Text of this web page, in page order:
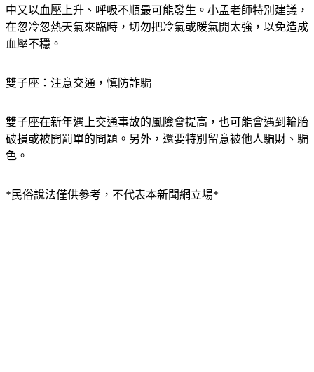
中又以血壓上升、呼吸不順最可能發生。小孟老師特別建議，
在忽冷忽熱天氣來臨時，切勿把冷氣或暖氣開太強，以免造成
血壓不穩。
雙子座：注意交通，慎防詐騙
雙子座在新年遇上交通事故的風險會提高，也可能會遇到輪胎
破損或被開罰單的問題。另外，還要特別留意被他人騙財、騙
色。
*民俗說法僅供參考，不代表本新聞網立場*